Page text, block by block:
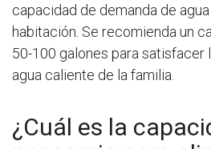
capacidad de demanda de
habitación. Se recomienda un
50-100 galones para satisfacer
agua caliente de la familia.
¿Cuál es la